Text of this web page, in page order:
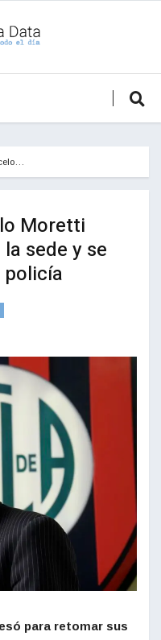
Moretti
sede y se
para retomar sus